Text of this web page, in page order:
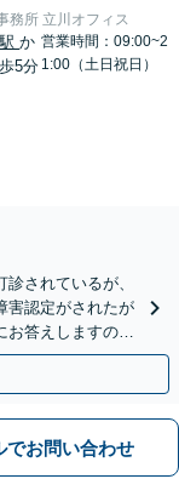
務所 立川オフィス
か
5分
営業時間：09:00~2
1:00（土日祝日）
されているが、
害認定がされたが
お答えしますの
料です。
でお問い合わせ